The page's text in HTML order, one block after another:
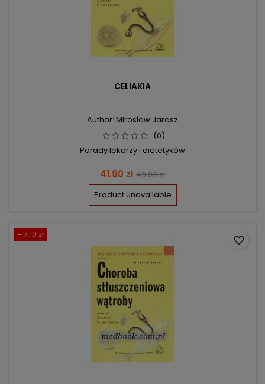
CELIAKIA
Author: Mirosław Jarosz
(0)
Porady lekarzy i dietetyków
Price
41.90 zł Regular
price
49.00 zł
Product unavailable
- 7.10 zł
favorite_border